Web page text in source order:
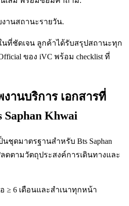
านสถานะรายวัน.
ที่ชัดเจน ลูกค้าได้รับสรุปสถานะทุก
ของ iVC พร้อม checklist ที่
านบริการ เอกสารที่
Khwai
นชุดมาตรฐานสำหรับ Bts Saphan
ดตามวัตถุประสงค์การเดินทางและ
≥ 6 เดือนและสำเนาทุกหน้า